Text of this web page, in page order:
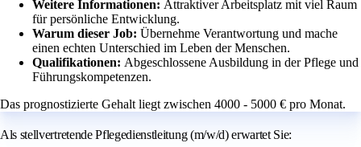
Weitere Informationen: Attraktiver Arbeitsplatz mit viel Raum
für persönliche Entwicklung.
Warum dieser Job: Übernehme Verantwortung und mache
einen echten Unterschied im Leben der Menschen.
Qualifikationen: Abgeschlossene Ausbildung in der Pflege und
Führungskompetenzen.
Das prognostizierte Gehalt liegt zwischen 4000 - 5000 € pro Monat.
Als stellvertretende Pflegedienstleitung (m/w/d) erwartet Sie: